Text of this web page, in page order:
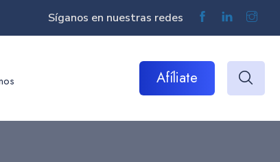
Síganos en nuestras redes
Afíliate